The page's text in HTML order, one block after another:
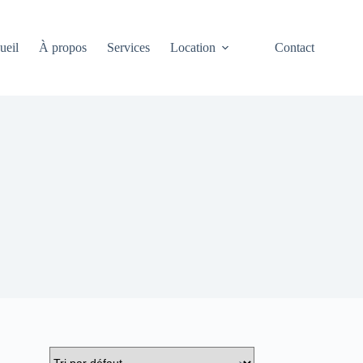
À propos Services Location Contact